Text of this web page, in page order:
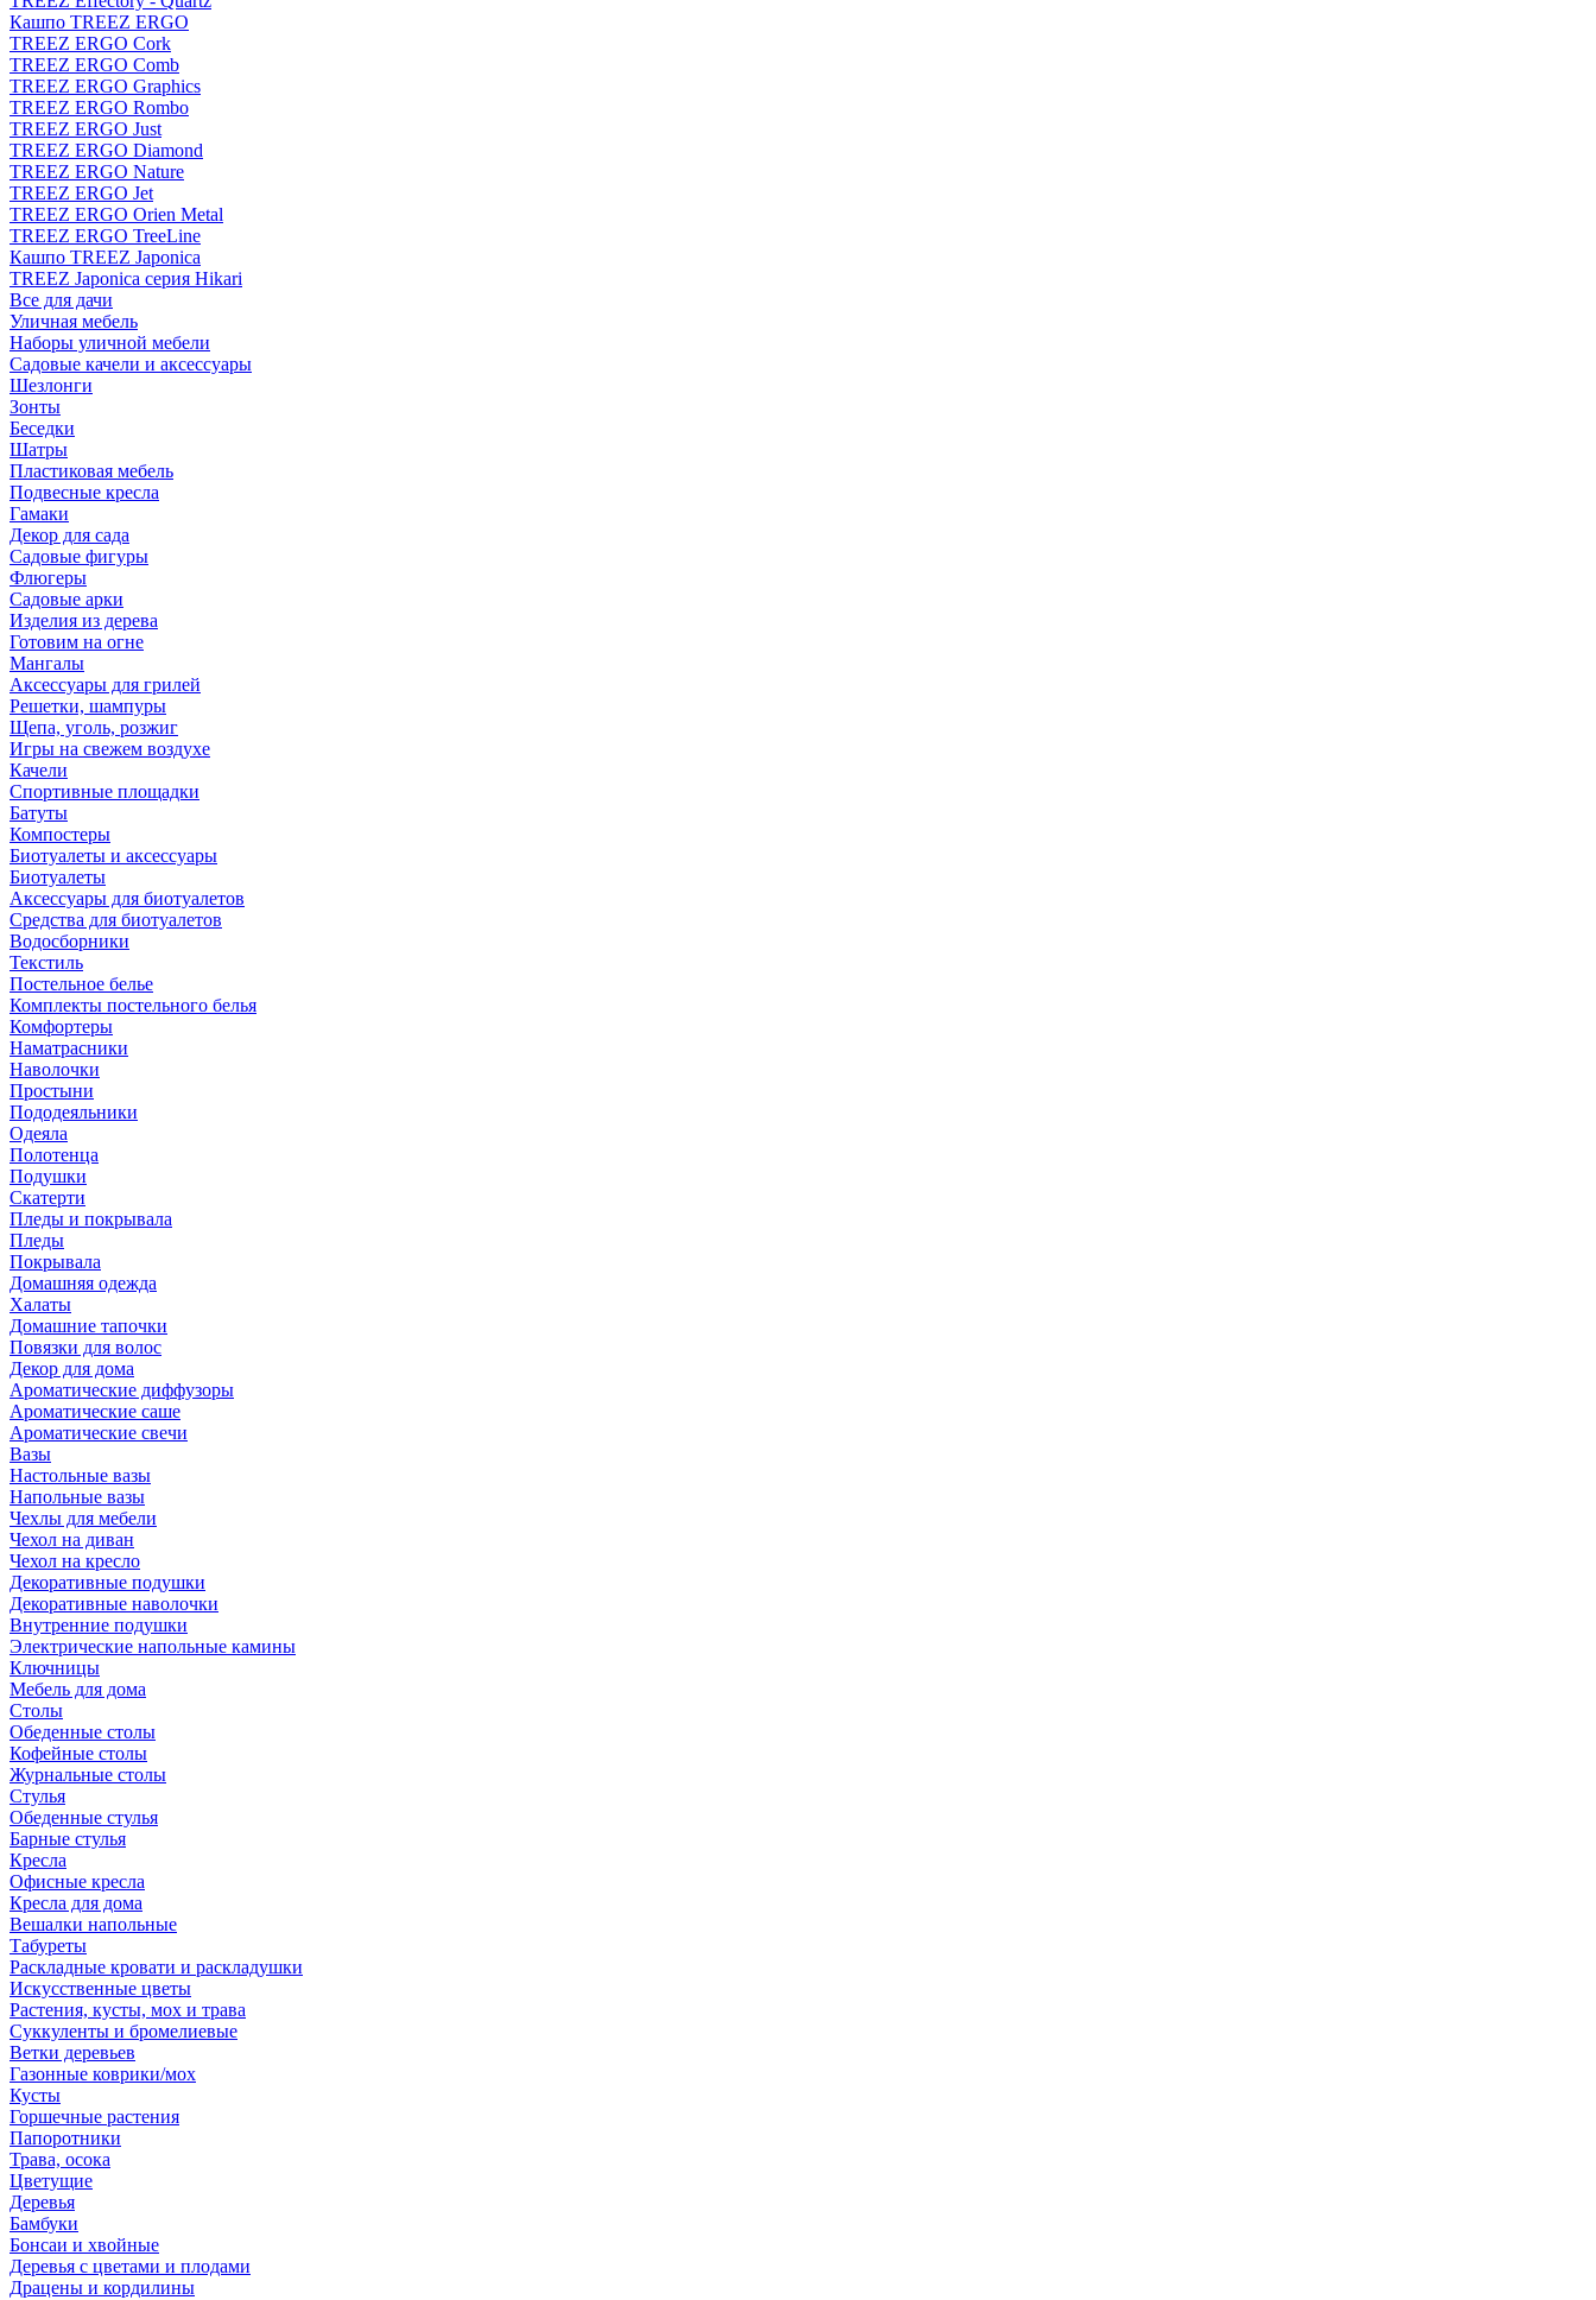
Кашпо TREEZ ERGO
TREEZ ERGO Cork
TREEZ ERGO Comb
TREEZ ERGO Graphics
TREEZ ERGO Rombo
TREEZ ERGO Just
TREEZ ERGO Diamond
TREEZ ERGO Nature
TREEZ ERGO Jet
TREEZ ERGO Orien Metal
TREEZ ERGO TreeLine
Кашпо TREEZ Japonica
TREEZ Japonica серия Hikari
Все для дачи
Уличная мебель
Наборы уличной мебели
Садовые качели и аксессуары
Шезлонги
Зонты
Беседки
Шатры
Пластиковая мебель
Подвесные кресла
Гамаки
Декор для сада
Садовые фигуры
Флюгеры
Садовые арки
Изделия из дерева
Готовим на огне
Мангалы
Аксессуары для грилей
Решетки, шампуры
Щепа, уголь, розжиг
Игры на свежем воздухе
Качели
Спортивные площадки
Батуты
Компостеры
Биотуалеты и аксессуары
Биотуалеты
Аксессуары для биотуалетов
Средства для биотуалетов
Водосборники
Текстиль
Постельное белье
Комплекты постельного белья
Комфортеры
Наматрасники
Наволочки
Простыни
Пододеяльники
Одеяла
Полотенца
Подушки
Скатерти
Пледы и покрывала
Пледы
Покрывала
Домашняя одежда
Халаты
Домашние тапочки
Повязки для волос
Декор для дома
Ароматические диффузоры
Ароматические саше
Ароматические свечи
Вазы
Настольные вазы
Напольные вазы
Чехлы для мебели
Чехол на диван
Чехол на кресло
Декоративные подушки
Декоративные наволочки
Внутренние подушки
Электрические напольные камины
Ключницы
Мебель для дома
Столы
Обеденные столы
Кофейные столы
Журнальные столы
Стулья
Обеденные стулья
Барные стулья
Кресла
Офисные кресла
Кресла для дома
Вешалки напольные
Табуреты
Раскладные кровати и раскладушки
Искусственные цветы
Растения, кусты, мох и трава
Суккуленты и бромелиевые
Ветки деревьев
Газонные коврики/мох
Кусты
Горшечные растения
Папоротники
Трава, осока
Цветущие
Деревья
Бамбуки
Бонсаи и хвойные
Деревья с цветами и плодами
Драцены и кордилины